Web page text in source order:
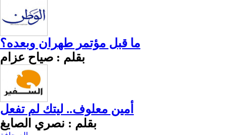
ما قبل مؤتمر طهران وبعده؟
بقلم : صياح عزام
أمين معلوف.. ليتك لم تفعل
بقلم : نصري الصايغ